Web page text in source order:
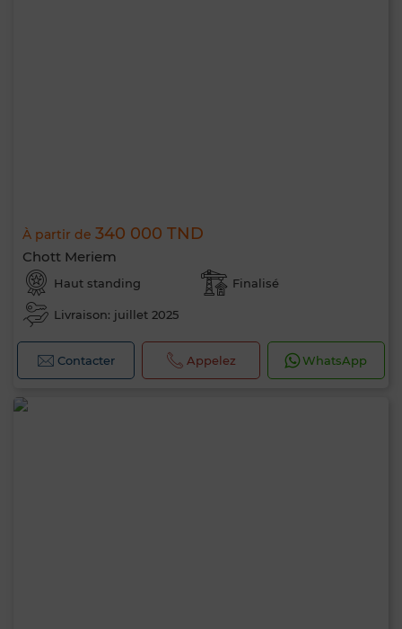
À partir de 340 000 TND
Chott Meriem
Haut standing Finalisé
Livraison: juillet 2025
Contacter Appelez WhatsApp